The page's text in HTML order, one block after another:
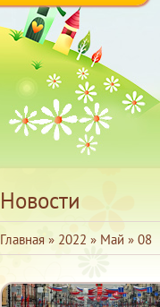
Новости
Главная» 2022 » Май » 08